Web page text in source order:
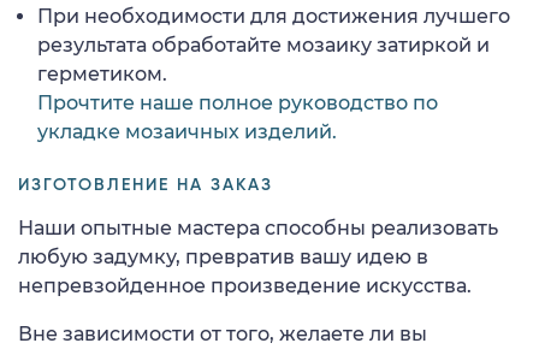
При необходимости для достижения лучшего
результата обработайте мозаику затиркой и
герметиком.
Прочтите наше полное руководство по
укладке мозаичных изделий.
ИЗГОТОВЛЕНИЕ НА ЗАКАЗ
Наши опытные мастера способны реализовать
любую задумку, превратив вашу идею в
непревзойденное произведение искусства.
Вне зависимости от того, желаете ли вы